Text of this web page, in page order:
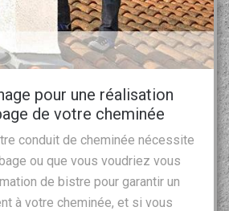
pour une réalisation
de votre cheminée
conduit de cheminée nécessite
ou que vous voudriez vous
de bistre pour garantir un
à votre cheminée, et si vous